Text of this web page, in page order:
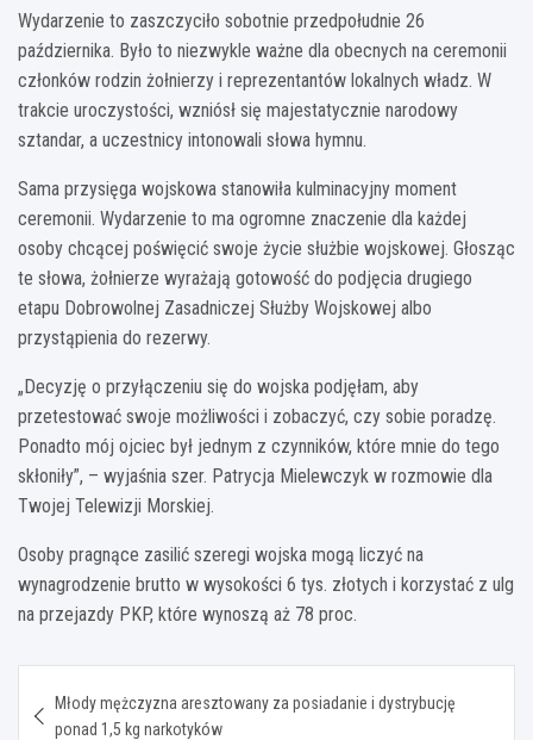
Wydarzenie to zaszczyciło sobotnie przedpołudnie 26
października. Było to niezwykle ważne dla obecnych na ceremonii
członków rodzin żołnierzy i reprezentantów lokalnych władz. W
trakcie uroczystości, wzniósł się majestatycznie narodowy
sztandar, a uczestnicy intonowali słowa hymnu.
Sama przysięga wojskowa stanowiła kulminacyjny moment
ceremonii. Wydarzenie to ma ogromne znaczenie dla każdej
osoby chcącej poświęcić swoje życie służbie wojskowej. Głosząc
te słowa, żołnierze wyrażają gotowość do podjęcia drugiego
etapu Dobrowolnej Zasadniczej Służby Wojskowej albo
przystąpienia do rezerwy.
„Decyzję o przyłączeniu się do wojska podjęłam, aby
przetestować swoje możliwości i zobaczyć, czy sobie poradzę.
Ponadto mój ojciec był jednym z czynników, które mnie do tego
skłoniły”, – wyjaśnia szer. Patrycja Mielewczyk w rozmowie dla
Twojej Telewizji Morskiej.
Osoby pragnące zasilić szeregi wojska mogą liczyć na
wynagrodzenie brutto w wysokości 6 tys. złotych i korzystać z ulg
na przejazdy PKP, które wynoszą aż 78 proc.
wpisu
Młody mężczyzna aresztowany za posiadanie i dystrybucję
ponad 1,5 kg narkotyków